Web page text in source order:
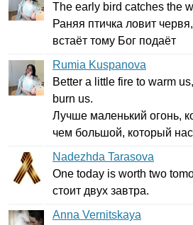
The early bird catches the
Раняя птичка ловит
встаёт тому Бог подаёт
Rumia Kuspanova
Better a little fire to warm us,
burn us.
Лучше маленький огонь,
чем большой, который
Nadezhda Tarasova
One today is worth two
стоит двух завтра.
Anna Vernitskaya